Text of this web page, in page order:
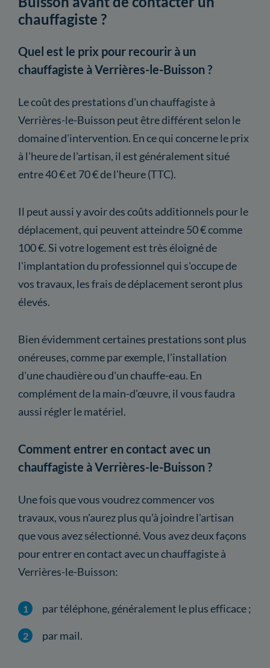
chauffagiste ?
Quel est le prix pour recourir à un
chauffagiste à Verrières-le-Buisson ?
Le coût des prestations d'un chauffagiste à
Verrières-le-Buisson peut être différent selon le
domaine d'intervention. En ce qui concerne le prix
à l'heure de l'artisan, il est généralement situé
entre 40 € et 70 € de l'heure (TTC).
Il peut aussi y avoir des coûts additionnels pour le
déplacement, qui peuvent atteindre 50 € comme
100 €. Si votre logement est très éloigné de
l'implantation du professionnel qui s'occupe de
vos travaux, les frais de déplacement seront plus
élevés.
Bien évidemment certaines prestations sont plus
onéreuses, comme par exemple, l'installation
d'une chaudière ou d'un chauffe-eau. En
complément de la main-d'œuvre, il vous faudra
aussi régler le matériel.
Comment entrer en contact avec un
chauffagiste à Verrières-le-Buisson ?
Une fois que vous voudrez commencer vos
travaux, vous n'aurez plus qu'à joindre l'artisan
que vous avez sélectionné. Vous avez deux façons
pour entrer en contact avec un chauffagiste à
Verrières-le-Buisson:
par téléphone, généralement le plus efficace ;
par mail.